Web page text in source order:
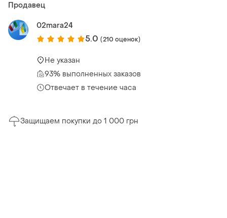
Продавец
02mara24
5.0 (210 оценок)
Не указан
93% выполненных заказов
Отвечает в течение часа
Защищаем покупки до 1 000 грн